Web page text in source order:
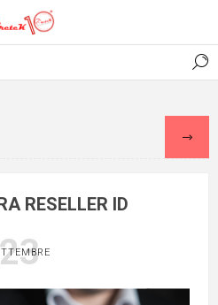
ABOUT US
RESELLER ID
23